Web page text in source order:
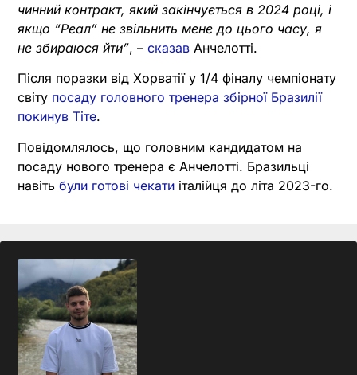
чинний контракт, який закінчується в 2024 році, і
якщо “Реал” не звільнить мене до цього часу, я
не збираюся йти”, – сказав Анчелотті.
Після поразки від Хорватії у 1/4 фіналу чемпіонату
світу посаду головного тренера збірної Бразилії
покинув Тіте.
Повідомлялось, що головним кандидатом на
посаду нового тренера є Анчелотті. Бразильці
навіть були готові чекати італійця до літа 2023-го.